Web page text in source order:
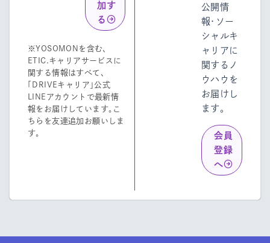
加す
る
※YOSOMONを含む、
ETIC.キャリアサービスに
関する情報はすべて、
「DRIVEキャリア」公式
LINEアカウントで最新情
報をお届けしています。こ
ちらを友達追加お願いしま
す。
公開情
報・ソー
シャルキ
ャリアに
関するノ
ウハウを
お届けし
ます。
会員
登録
へ